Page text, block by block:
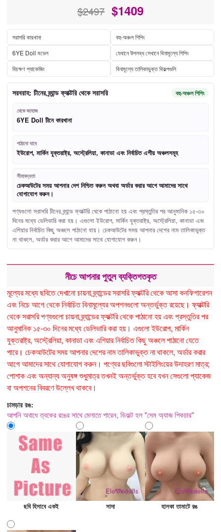
$2497 $1409
সরাসরি কারখানা
বহু-অঞ্চল শিপিং
6YE Doll মডেল
যেখানে উপলব্ধ সেখানে বিনামূল্যে শিপিং
বিচক্ষণ প্যাকেজিং
বিনামূল্যে তালিকাভুক্ত বিকল্পগুলি
সরবরাহ: চীনের ব্র্যান্ড ফ্যাক্টরি থেকে সরাসরি বহু-অঞ্চল শিপিং
থেকে জাহাজ
6YE Doll চীনে কারখানা
পাঠানো যাবে
ইউরোপ, মার্কিন যুক্তরাষ্ট্র, অস্ট্রেলিয়া, কানাডা এবং নির্বাচিত এশীয় অঞ্চলসমূহ
সীমাবদ্ধতা
চেকআউটের সময় আপনার দেশ নিশ্চিত করুন অথবা অর্ডার করার আগে আমাদের সাথে
যোগাযোগ করুন।
পণ্যগুলো সরাসরি চীনের ব্র্যান্ড ফ্যাক্টরি থেকে পাঠানো হয় এবং প্রস্তুতির পর আনুমানিক ১৫-৩০
দিনের মধ্যে ডেলিভারি করা হয়। এগুলো ইউরোপ, মার্কিন যুক্তরাষ্ট্র, অস্ট্রেলিয়া, কানাডা এবং
এশিয়ার নির্বাচিত কিছু অঞ্চলে পাঠানো যায়। চেকআউটের সময় আপনার দেশের নাম তালিকাভুক্ত
না থাকলে, অর্ডার করার আগে আমাদের সাথে যোগাযোগ করুন।
নীচে আপনার পুতুল ব্যক্তিগতকৃত
মূল্যের মধ্যে ছবিতে দেখানো চায়না ব্র্যান্ডের সরাসরি ফ্যাক্টরি থেকে আসা কনফিগারেশন
এবং নিচে আগে থেকে নির্বাচিত বিনামূল্যের অপশনগুলো অন্তর্ভুক্ত রয়েছে। ফ্যাক্টরি
থেকে সরাসরি পণ্যগুলো চায়না ব্র্যান্ডের ফ্যাক্টরি থেকে পাঠানো হয় এবং প্রস্তুতির পর
আনুমানিক ১৫-৩০ দিনের মধ্যে ডেলিভারি করা হয়। এগুলো ইউরোপ, মার্কিন
যুক্তরাষ্ট্র, অস্ট্রেলিয়া, কানাডা এবং এশিয়ার নির্বাচিত কিছু অঞ্চলে পাঠানো যেতে
পারে। চেকআউটের সময় আপনার দেশের নাম তালিকাভুক্ত না থাকলে, অর্ডার করার
আগে আমাদের সাথে যোগাযোগ করুন। পণ্যের ছবিগুলো স্টাইলিংয়ের উদাহরণ মাত্র;
পোশাক এবং অন্যান্য অনুষঙ্গ শুধুমাত্র তখনই অন্তর্ভুক্ত হবে যখন সেগুলো প্যাকেজ
বা অপশনের বিবরণে উল্লেখ থাকবে।
চামড়ার রঙ:
আপনি অবাধে ত্বকের রঙের সাথে মেলাতে পারেন, ডিফল্ট হল "সেম অ্যাজ পিকচার"
ছবি হিসাবে একই সাদা হালকা তামাটে রঙ